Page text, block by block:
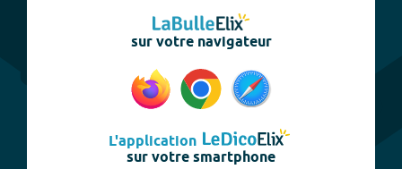
sur votre navigateur
L'application
sur votre smartphone